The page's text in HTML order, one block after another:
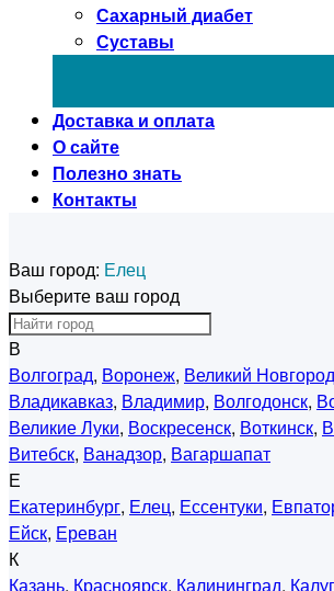
Сахарный диабет
Суставы
Доставка и оплата
О сайте
Полезно знать
Контакты
Ваш город: Елец
Выберите ваш город
В
Волгоград, Воронеж, Великий Новгород
Владикавказ, Владимир, Волгодонск,
Великие Луки, Воскресенск, Воткинск,
Витебск, Ванадзор, Вагаршапат
Е
Екатеринбург, Елец, Ессентуки,
Ейск, Ереван
К
Казань, Красноярск, Калининград,